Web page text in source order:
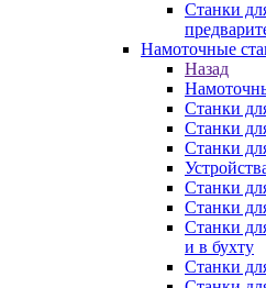
Станки
Намоточные
Назад
Станки
Станки
Станки
Станки
Станки
Станки
и в бухту
Станки